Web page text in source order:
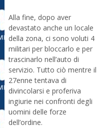
Alla fine, dopo aver
devastato anche un locale
della zona, ci sono voluti 4
militari per bloccarlo e per
trascinarlo nell’auto di
servizio. Tutto ciò mentre il
27enne tentava di
divincolarsi e proferiva
ingiurie nei confronti degli
uomini delle forze
dell’ordine.